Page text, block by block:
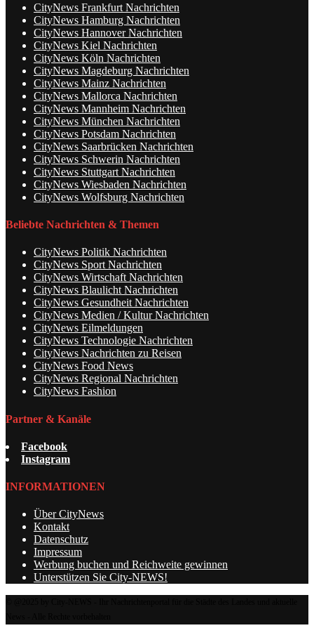
CityNews Frankfurt Nachrichten
CityNews Hamburg Nachrichten
CityNews Hannover Nachrichten
CityNews Kiel Nachrichten
CityNews Köln Nachrichten
CityNews Magdeburg Nachrichten
CityNews Mainz Nachrichten
CityNews Mallorca Nachrichten
CityNews Mannheim Nachrichten
CityNews München Nachrichten
CityNews Potsdam Nachrichten
CityNews Saarbrücken Nachrichten
CityNews Schwerin Nachrichten
CityNews Stuttgart Nachrichten
CityNews Wiesbaden Nachrichten
CityNews Wolfsburg Nachrichten
Beliebte Nachrichten & Themen
CityNews Politik Nachrichten
CityNews Sport Nachrichten
CityNews Wirtschaft Nachrichten
CityNews Blaulicht Nachrichten
CityNews Gesundheit Nachrichten
CityNews Medien / Kultur Nachrichten
CityNews Eilmeldungen
CityNews Technologie Nachrichten
CityNews Nachrichten zu Reisen
CityNews Food News
CityNews Regional Nachrichten
CityNews Fashion
Partner & Kanäle
Facebook
Instagram
INFORMATIONEN
Über CityNews
Kontakt
Datenschutz
Impressum
Werbung buchen und Reichweite gewinnen
Unterstützen Sie City-NEWS!